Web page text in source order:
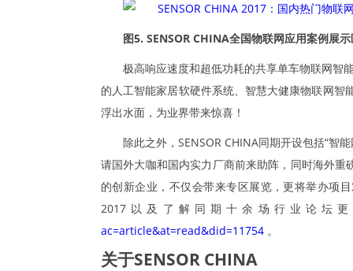
图5. SENSOR CHINA全国物联网应用案例展
极高响应速度和超低功耗的共享单车物联网智
的人工智能家居软硬件系统、智慧大健康物联网
浮出水面，为业界带来惊喜！
除此之外，SENSOR CHINA同期开设包括“智
请国外大咖和国内实力厂商前来助阵，同时海外
的创新企业，不仅会带来专区展览，更将举办项
2017以及了解同期十余场行业论坛
ac=article&at=read&did=11754 。
关于SENSOR CHINA